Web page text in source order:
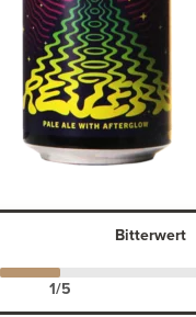
Bitterwert